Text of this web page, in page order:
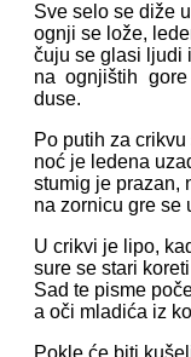
Sve selo se diže
ognji se lože,
čuju se glasi ljudi
na ognjištih
duse.
Po putih za
noć je ledena
stumig je prazan,
na zornicu gre se
U crikvi je lipo,
sure se stari
Sad te pisme
a oči mladića iz